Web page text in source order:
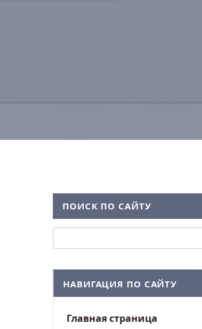
ПОИСК ПО САЙТУ
НАВИГАЦИЯ ПО САЙТУ
Главная страница